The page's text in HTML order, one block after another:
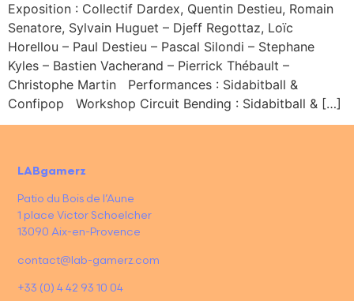
Exposition : Collectif Dardex, Quentin Destieu, Romain
Senatore, Sylvain Huguet – Djeff Regottaz, Loïc
Horellou – Paul Destieu – Pascal Silondi – Stephane
Kyles – Bastien Vacherand – Pierrick Thébault –
Christophe Martin Performances : Sidabitball &
Confipop Workshop Circuit Bending : Sidabitball & […]
LABgamerz
Patio du Bois de l’Aune
1 place Victor Schoelcher
13090 Aix-en-Provence
contact@lab-gamerz.com
+33 (0) 4 42 93 10 04